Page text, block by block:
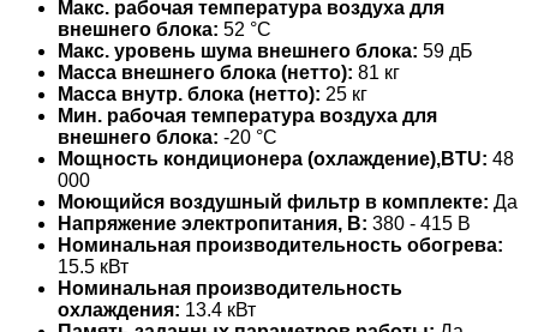
Макс. рабочая температура воздуха для
внешнего блока: 52 °С
Макс. уровень шума внешнего блока: 59 дБ
Масса внешнего блока (нетто): 81 кг
Масса внутр. блока (нетто): 25 кг
Мин. рабочая температура воздуха для
внешнего блока: -20 °С
Мощность кондиционера (охлаждение),BTU: 48
000
Моющийся воздушный фильтр в комплекте: Да
Напряжение электропитания, В: 380 - 415 В
Номинальная производительность обогрева:
15.5 кВт
Номинальная производительность
охлаждения: 13.4 кВт